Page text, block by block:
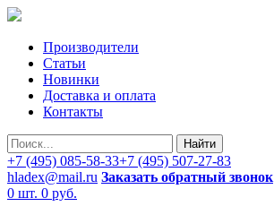
Производители
Статьи
Новинки
Доставка и оплата
Контакты
Найти
+7 (495) 085-58-33+7 (495) 507-27-83
hladex@mail.ru Заказать обратный звонок
0 шт. 0 руб.